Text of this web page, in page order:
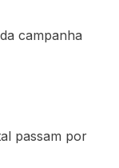
campanha
passam por